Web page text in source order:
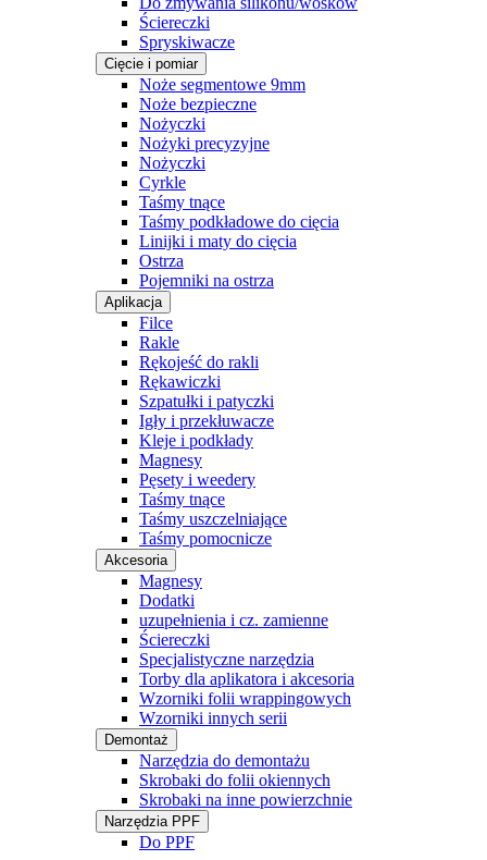
Ściereczki
Spryskiwacze
Cięcie i pomiar
Noże segmentowe 9mm
Noże bezpieczne
Nożyczki
Nożyki precyzyjne
Nożyczki
Cyrkle
Taśmy tnące
Taśmy podkładowe do cięcia
Linijki i maty do cięcia
Ostrza
Pojemniki na ostrza
Aplikacja
Filce
Rakle
Rękojeść do rakli
Rękawiczki
Szpatułki i patyczki
Igły i przekłuwacze
Kleje i podkłady
Magnesy
Pęsety i weedery
Taśmy tnące
Taśmy uszczelniające
Taśmy pomocnicze
Akcesoria
Magnesy
Dodatki
uzupełnienia i cz. zamienne
Ściereczki
Specjalistyczne narzędzia
Torby dla aplikatora i akcesoria
Wzorniki folii wrappingowych
Wzorniki innych serii
Demontaż
Narzędzia do demontażu
Skrobaki do folii okiennych
Skrobaki na inne powierzchnie
Narzędzia PPF
Do PPF